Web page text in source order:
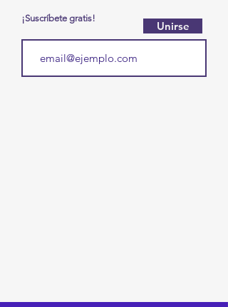
¡Suscríbete gratis!
Unirse